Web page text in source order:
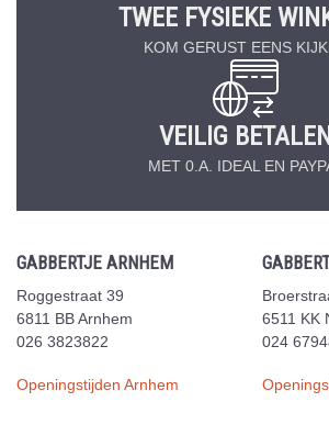
TWEE FYSIEKE
KOM GERUST EENS
VEILIG
MET 0.A. IDEAL EN
GABBERTJE ARNHEM
Roggestraat 39
6811 BB Arnhem
026 3823822
Openingstijden Arnhem
6511 KK
024